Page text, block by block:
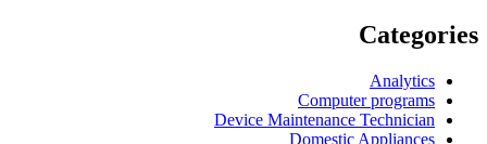
Categories
Analytics
Computer programs
Device Maintenance Technician
Domestic Appliances